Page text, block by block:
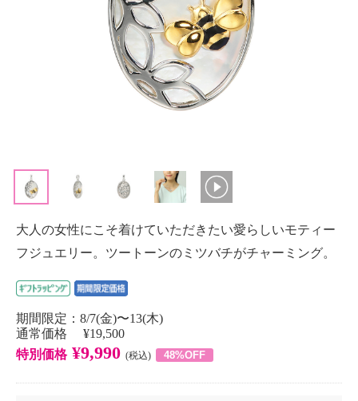
大人の女性にこそ着けていただきたい愛らしいモティー
フジュエリー。ツートーンのミツバチがチャーミング。
期間限定：8/7(金)〜13(木)
通常価格 ¥19,500
特別価格 ¥9,990 (税込) 48%OFF